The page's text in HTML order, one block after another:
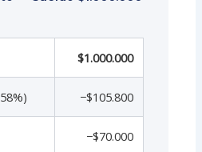
$1.000.000
−$105.800
−$70.000